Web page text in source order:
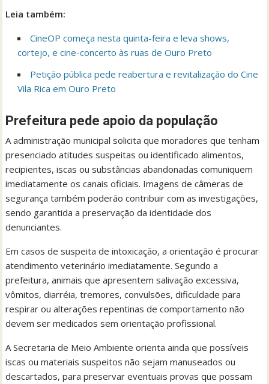
Leia também:
CineOP começa nesta quinta-feira e leva shows,
cortejo, e cine-concerto às ruas de Ouro Preto
Petição pública pede reabertura e revitalização do Cine
Vila Rica em Ouro Preto
Prefeitura pede apoio da população
A administração municipal solicita que moradores que tenham
presenciado atitudes suspeitas ou identificado alimentos,
recipientes, iscas ou substâncias abandonadas comuniquem
imediatamente os canais oficiais. Imagens de câmeras de
segurança também poderão contribuir com as investigações,
sendo garantida a preservação da identidade dos
denunciantes.
Em casos de suspeita de intoxicação, a orientação é procurar
atendimento veterinário imediatamente. Segundo a
prefeitura, animais que apresentem salivação excessiva,
vômitos, diarréia, tremores, convulsões, dificuldade para
respirar ou alterações repentinas de comportamento não
devem ser medicados sem orientação profissional.
A Secretaria de Meio Ambiente orienta ainda que possíveis
iscas ou materiais suspeitos não sejam manuseados ou
descartados, para preservar eventuais provas que possam